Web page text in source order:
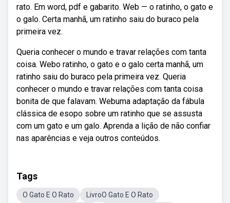
rato. Em word, pdf e gabarito. Web — o ratinho, o gato e
o galo. Certa manhã, um ratinho saiu do buraco pela
primeira vez.
Queria conhecer o mundo e travar relações com tanta
coisa. Webo ratinho, o gato e o galo certa manhã, um
ratinho saiu do buraco pela primeira vez. Queria
conhecer o mundo e travar relações com tanta coisa
bonita de que falavam. Webuma adaptação da fábula
clássica de esopo sobre um ratinho que se assusta
com um gato e um galo. Aprenda a lição de não confiar
nas aparências e veja outros conteúdos.
Tags
O Gato E O Rato LivroO Gato E O Rato